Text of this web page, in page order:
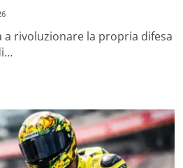
a rivoluzionare la propria difesa